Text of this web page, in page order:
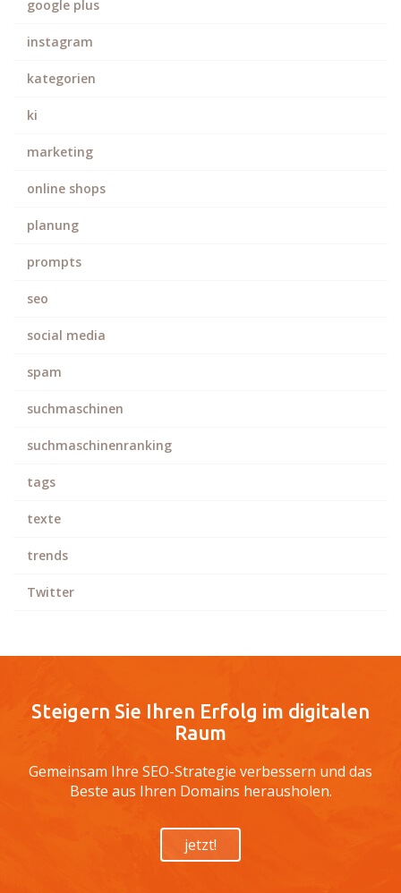
google plus
instagram
kategorien
ki
marketing
online shops
planung
prompts
seo
social media
spam
suchmaschinen
suchmaschinenranking
tags
texte
trends
Twitter
Steigern Sie Ihren Erfolg im digitalen
Raum
Gemeinsam Ihre SEO-Strategie verbessern und das
Beste aus Ihren Domains herausholen.
jetzt!